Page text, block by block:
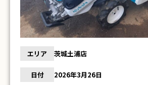
エリア 茨城土浦店
日付 2026年3月26日